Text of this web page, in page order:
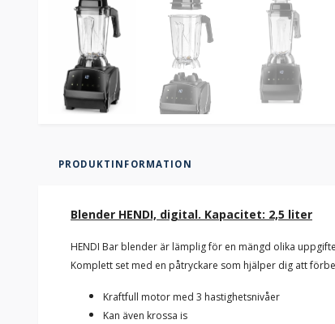
PRODUKTINFORMATION
Blender HENDI, digital. Kapacitet: 2,5 liter
HENDI Bar blender är lämplig för en mängd olika
Komplett set med en påtryckare som hjälper dig att
Kraftfull motor med 3 hastighetsnivåer
Kan även krossa is